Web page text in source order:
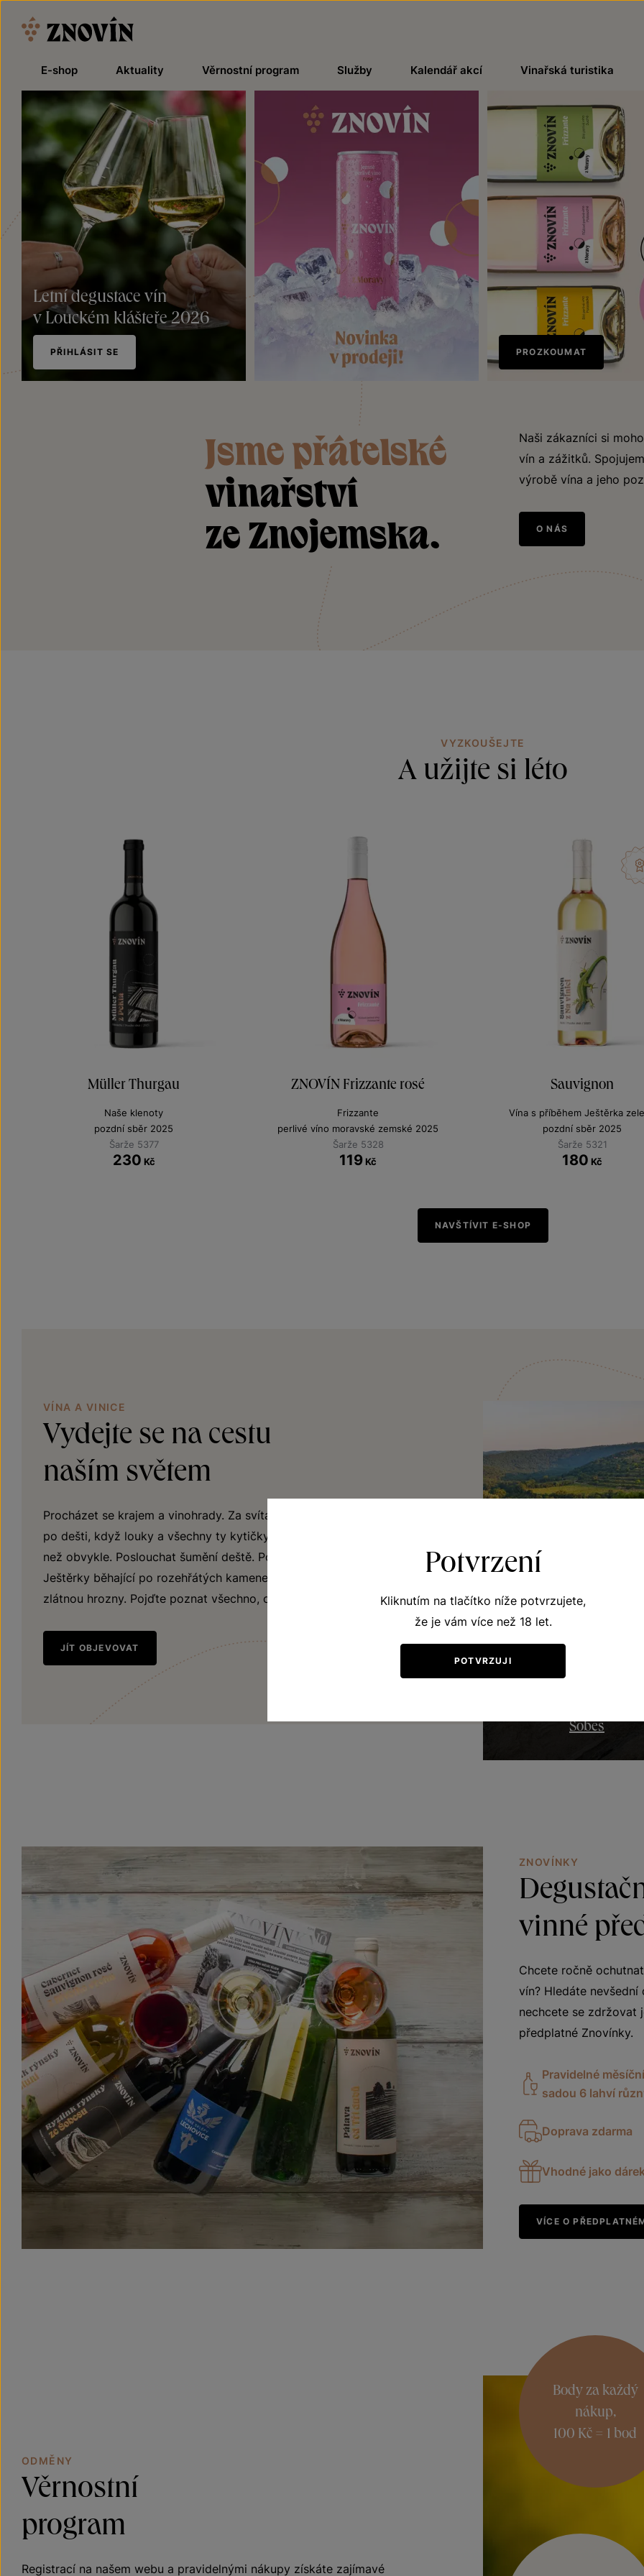
E-shop Aktuality Věrnostní program Služby Kalendář akcí Vinařská turistika
Letní degustace vín
v Louckém klášteře 2026
PŘIHLÁSIT SE
Nově
v prodeji
PROZKOUMAT
Jsme přátelské
vinařství
ze Znojemska.
Naši zákazníci si
vín a zážitků.
výrobě vína a jeho
O NÁS
VYZKOUŠEJTE
A užijte si léto
Müller Thurgau
Naše klenoty
pozdní sběr 2025
Šarže 5377
230 Kč
ZNOVÍN Frizzante rosé
Frizzante
perlivé víno moravské zemské 2025
Šarže 5328
119 Kč
Sauvignon
Vína s příběhem Ještěrka
pozdní sběr 2025
Šarže 5321
180 Kč
NAVŠTÍVIT E-SHOP
VÍNA A VINICE
Vydejte se na cestu
naším světem
Procházet se krajem a vinohrady. Za svítání, za soumraku nebo chvíli
po dešti, když louky a všechny ty kytičky mezi řádky vonní ještě víc
než obvykle. Poslouchat šumění deště. Pozorovat pohyb za listy.
Ještěrky běhající po rozehřátých kamenech. A vidět, jak krásně
zlátnou hrozny. Pojďte poznat všechno, co dobré víno doprovází.
JÍT OBJEVOVAT
Šobes
ZNOVÍNKY
vinné
Chcete ročně
vín? Hledáte
nechcete se zdržovat
předplatné Znovínky.
Pravidelné
sadou 6 lahví
Doprava zdarma
Vhodné jako
VÍCE O
ODMĚNY
Věrnostní
program
Registrací na našem webu a pravidelnými nákupy získáte zajímavé
Body za každý
nákup,
100 Kč = 1 bod
Potvrzení
Kliknutím na tlačítko níže potvrzujete,
že je vám více než 18 let.
POTVRZUJI